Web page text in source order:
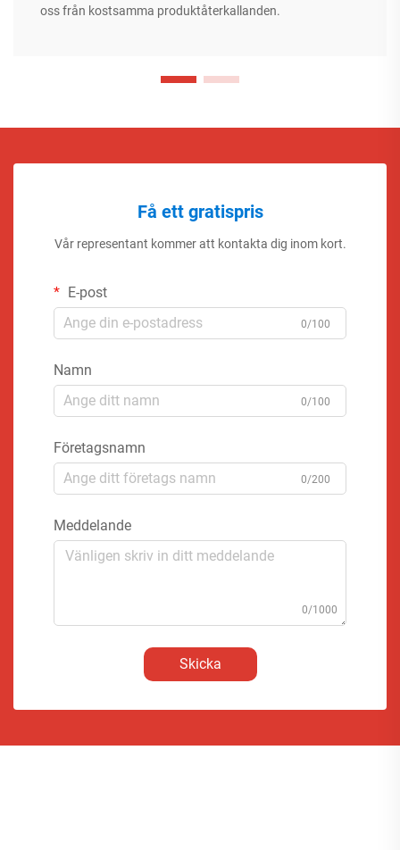
oss från kostsamma produktåterkallanden.
Få ett gratispris
Vår representant kommer att kontakta dig inom kort.
E-post
0/100
Namn
0/100
Företagsnamn
0/200
Meddelande
0/1000
Skicka